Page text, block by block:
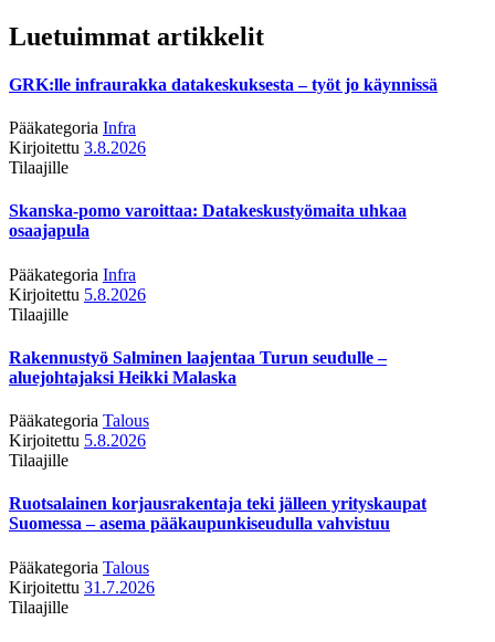
Luetuimmat artikkelit
GRK:lle infraurakka datakeskuksesta – työt jo käynnissä
Pääkategoria Infra
Kirjoitettu 3.8.2026
Tilaajille
Skanska-pomo varoittaa: Datakeskustyömaita uhkaa
osaajapula
Pääkategoria Infra
Kirjoitettu 5.8.2026
Tilaajille
Rakennustyö Salminen laajentaa Turun seudulle –
aluejohtajaksi Heikki Malaska
Pääkategoria Talous
Kirjoitettu 5.8.2026
Tilaajille
Ruotsalainen korjausrakentaja teki jälleen yrityskaupat
Suomessa – asema pääkaupunkiseudulla vahvistuu
Pääkategoria Talous
Kirjoitettu 31.7.2026
Tilaajille